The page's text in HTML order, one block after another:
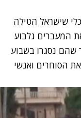
שישראל הטילה
המעברים גלבוע
שהם נסגרו בשבוע
הסוחרים ואנשי